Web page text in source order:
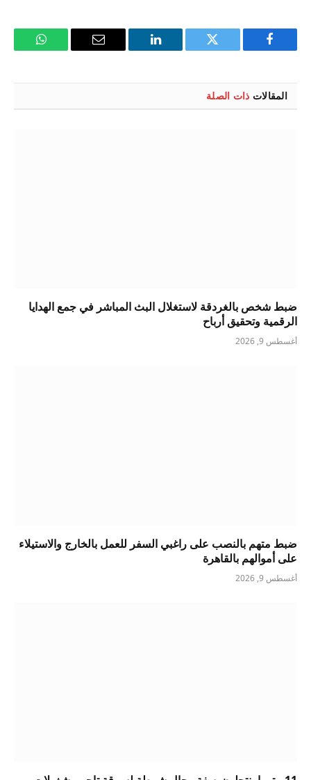
فيسبوك تويتر لينكدإن
البريد
واتساب
المقالات ذات الصلة
ضبط شخص بالغردقة لاستغلال البث المباشر في جمع الهدايا
الرقمية وتحقيق أرباح
أغسطس 9, 2026
ضبط متهم بالنصب على راغبي السفر للعمل بالخارج والاستيلاء
على أموالهم بالقاهرة
أغسطس 9, 2026